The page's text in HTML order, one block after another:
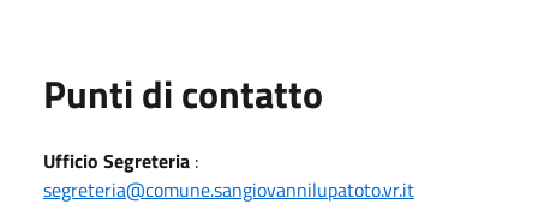
Punti di contatto
Ufficio Segreteria :
segreteria@comune.sangiovannilupatoto.vr.it